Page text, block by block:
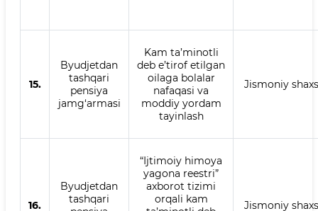
15.
Byudjetdan
tashqari
pensiya
jamg‘armasi
Kam ta’minotli
deb e’tirof etilgan
oilaga bolalar
nafaqasi va
moddiy yordam
tayinlash
Jismoniy shaxs
16.
Byudjetdan
tashqari
“Ijtimoiy himoya
yagona reestri”
axborot tizimi
orqali kam
Jismoniy shaxs